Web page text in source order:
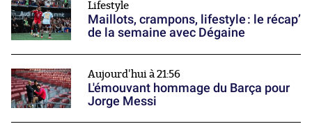
Lifestyle
Maillots, crampons, lifestyle : le récap’
de la semaine avec Dégaine
Aujourd'hui à 21:56
L'émouvant hommage du Barça pour
Jorge Messi